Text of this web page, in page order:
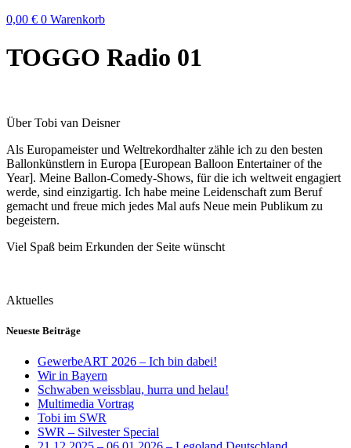
0,00 € 0 Warenkorb
TOGGO Radio 01
Über Tobi van Deisner
Als Europameister und Weltrekordhalter zähle ich zu den besten
Ballonkünstlern in Europa [European Balloon Entertainer of the
Year]. Meine Ballon-Comedy-Shows, für die ich weltweit engagiert
werde, sind einzigartig. Ich habe meine Leidenschaft zum Beruf
gemacht und freue mich jedes Mal aufs Neue mein Publikum zu
begeistern.
Viel Spaß beim Erkunden der Seite wünscht
Aktuelles
Neueste Beiträge
GewerbeART 2026 – Ich bin dabei!
Wir in Bayern
Schwaben weissblau, hurra und helau!
Multimedia Vortrag
Tobi im SWR
SWR – Silvester Special